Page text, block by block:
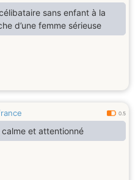
sans enfant à la
d’une femme sérieuse
0.5
calme et attentionné